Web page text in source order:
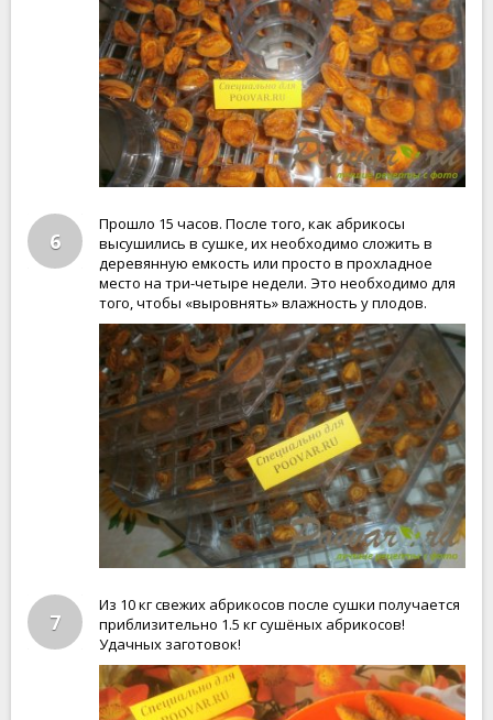
6
Прошло 15 часов. После того, как абрикосы
высушились в сушке, их необходимо сложить в
деревянную емкость или просто в прохладное
место на три-четыре недели. Это необходимо для
того, чтобы «выровнять» влажность у плодов.
7
Из 10 кг свежих абрикосов после сушки получается
приблизительно 1.5 кг сушёных абрикосов!
Удачных заготовок!